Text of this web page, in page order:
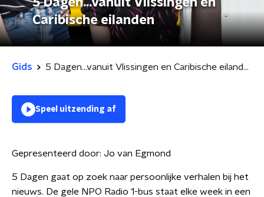
Caribische eilanden
Gids 5 Dagen...vanuit Vlissingen en Caribische eilanden
Speel uitzending af
Gepresenteerd door: Jo van Egmond
5 Dagen gaat op zoek naar persoonlijke verhalen bij het
nieuws. De gele NPO Radio 1-bus staat elke week in een